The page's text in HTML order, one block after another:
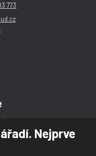
Nejprve
773